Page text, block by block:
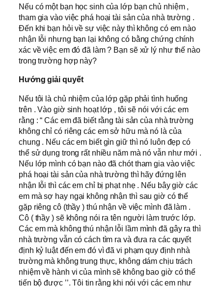
Nếu có một bạn học sinh của lớp bạn chủ nhiệm ,
tham gia vào việc phá hoại tài sản của nhà trường .
Đến khi bạn hỏi về sự việc này thì không có em nào
nhận lỗi nhưng bạn lại không có bằng chứng chính
xác về việc em đó đã làm ? Bạn sẽ xử lý như thế nào
trong trường hợp này?
Hướng giải quyết
Nếu tôi là chủ nhiệm của lớp gặp phải tình huống
trên . Vào giờ sinh hoạt lớp , tôi sẽ nói với các em
rằng : “ Các em đã biết rằng tài sản của nhà trường
không chỉ có riêng các em sở hữu mà nó là của
chung . Nếu các em biết gìn giữ thì nó luôn đẹp có
thể sử dụng trong rất nhiều năm mà nó vẫn như mới .
Nếu lớp mình có bạn nào đã chót tham gia vào việc
phá hoại tài sản của nhà trường thì hãy đứng lên
nhận lỗi thì các em chỉ bị phạt nhẹ . Nếu bây giờ các
em mà sợ hay ngại không nhận thì sau giờ có thể
gặp riêng cô (thầy ) thú nhận về việc mình đã làm .
Cô ( thầy ) sẽ không nói ra tên người làm trước lớp.
Các em mà không thú nhận lỗi lầm mình đã gây ra thì
nhà trường vẫn có cách tìm ra và đưa ra các quyết
định kỷ luật đến em đó vì đã vi phạm quy định nhà
trường mà không trung thực, không dám chịu trách
nhiệm về hành vi của mình sẽ không bao giờ có thể
tiến bộ được ’’. Tôi tin rằng khi nói với các em như